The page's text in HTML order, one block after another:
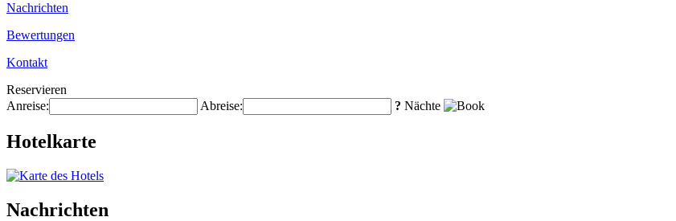
Nachrichten
Bewertungen
Kontakt
Reservieren
Anreise:
Abreise: ? Nächte
Hotelkarte
Nachrichten